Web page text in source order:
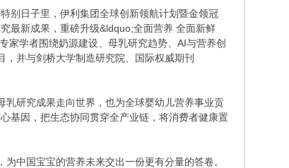
别日子里，伊利集团全球创新领航计划暨金领冠
最新成果，重磅升级&ldquo;全面营养 全面新鲜
学者围绕奶源建设、母乳研究趋势、AI与营养创
并与剑桥大学制造研究院、国际权威期刊
研究成果走向世界，也为全球婴幼儿营养事业贡
基因，把生态协同贯穿全产业链，将消费者健康置
中国宝宝的营养未来交出一份更有分量的答卷。